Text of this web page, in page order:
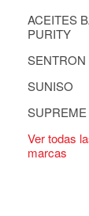
ACEITES
PURITY
SENTRON
SUNISO
SUPREME
Ver todas
marcas